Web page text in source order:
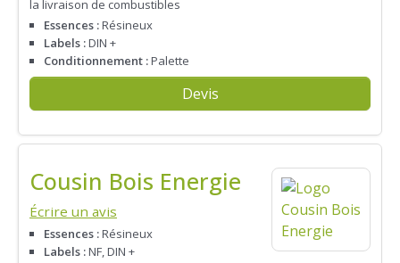
la livraison de combustibles
Essences :Résineux
Labels :DIN +
Conditionnement :Palette
Devis
Cousin Bois Energie
Écrire un avis
Essences :Résineux
Labels :NF, DIN +